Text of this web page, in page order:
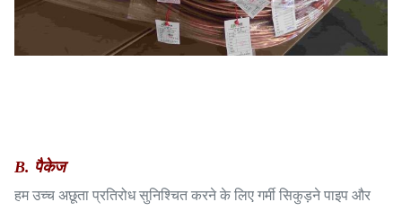
B. पैकेज
हम उच्च अछूता प्रतिरोध सुनिश्चित करने के लिए गर्मी सिकुड़ने पाइप और